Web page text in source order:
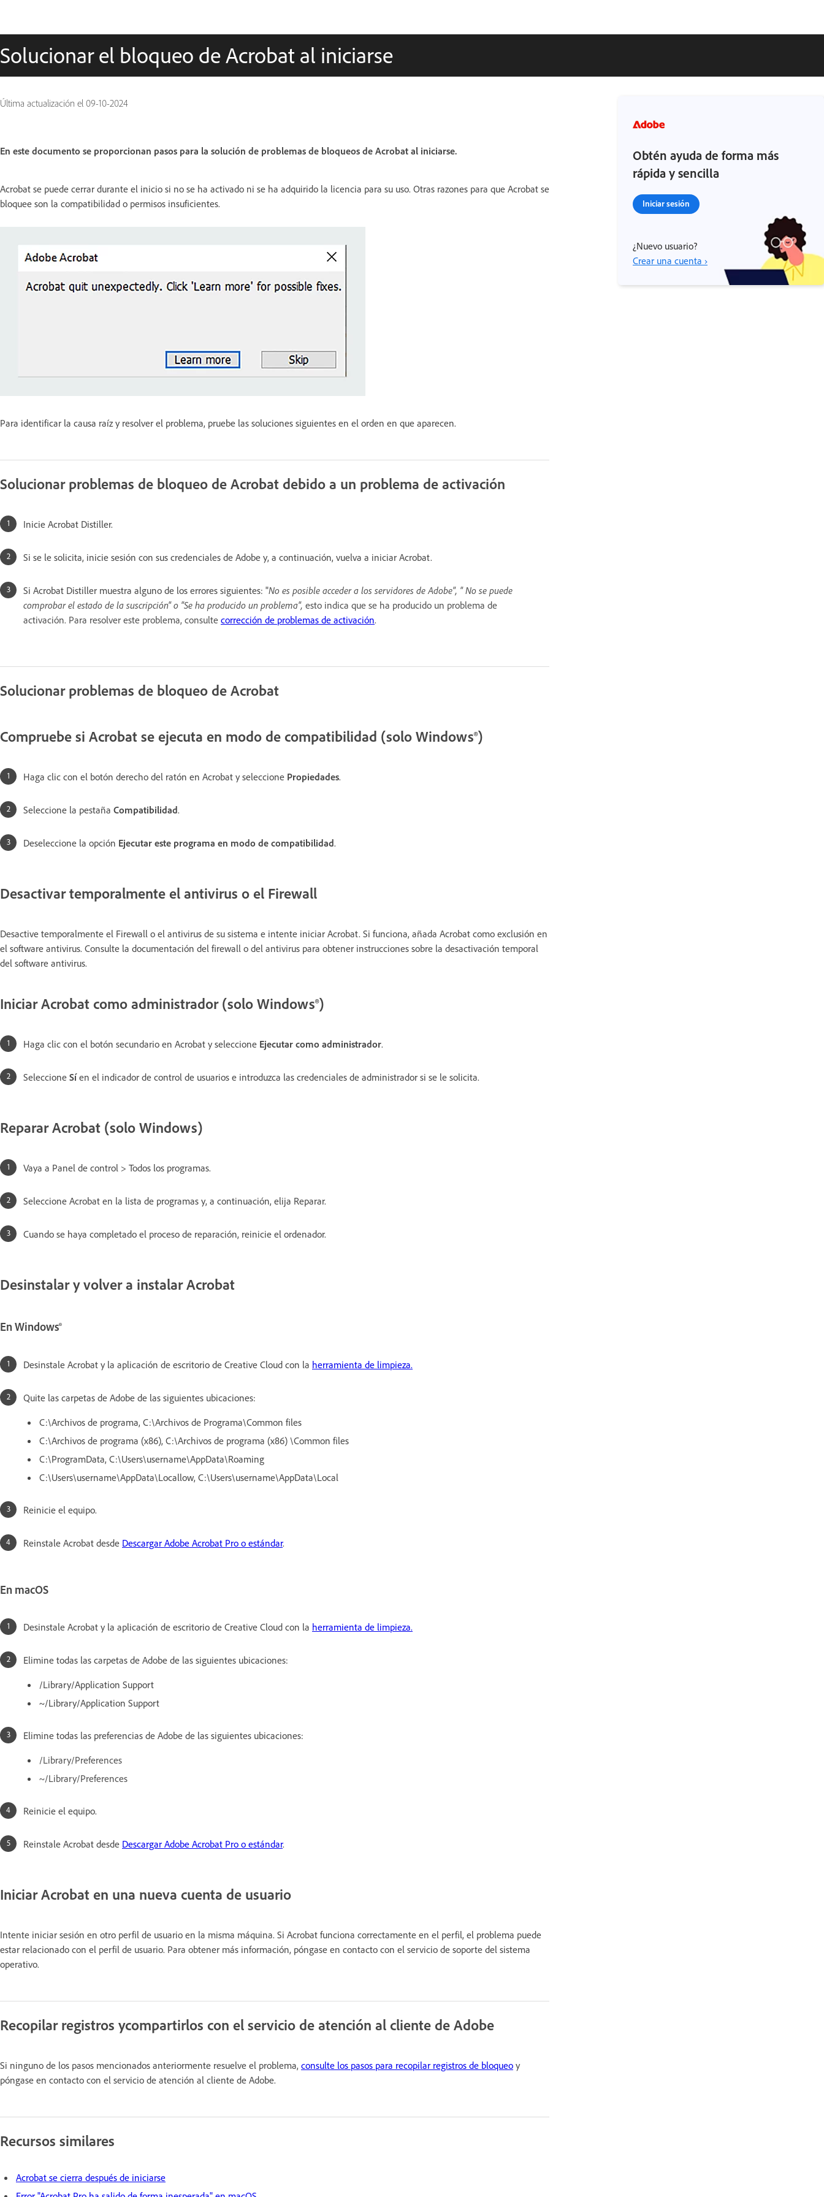
Solucionar el bloqueo de Acrobat al iniciarse
Última actualización el 09-10-2024
En este documento se proporcionan pasos para la solución de problemas de bloqueos de Acrobat al iniciarse.
Acrobat se puede cerrar durante el inicio si no se ha activado ni se ha adquirido la licencia para su uso. Otras razones para que Acrobat se
bloquee son la compatibilidad o permisos insuficientes.
Para identificar la causa raíz y resolver el problema, pruebe las soluciones siguientes en el orden en que aparecen.
Solucionar problemas de bloqueo de Acrobat debido a un problema de activación
Inicie Acrobat Distiller.
Si se le solicita, inicie sesión con sus credenciales de Adobe y, a continuación, vuelva a iniciar Acrobat.
Si Acrobat Distiller muestra alguno de los errores siguientes: "No es posible acceder a los servidores de Adobe", " No se puede
comprobar el estado de la suscripción" o "Se ha producido un problema", esto indica que se ha producido un problema de
activación. Para resolver este problema, consulte corrección de problemas de activación.
Solucionar problemas de bloqueo de Acrobat
Compruebe si Acrobat se ejecuta en modo de compatibilidad (solo Windows®)
Haga clic con el botón derecho del ratón en Acrobat y seleccione Propiedades.
Seleccione la pestaña Compatibilidad.
Deseleccione la opción Ejecutar este programa en modo de compatibilidad.
Desactivar temporalmente el antivirus o el Firewall
Desactive temporalmente el Firewall o el antivirus de su sistema e intente iniciar Acrobat. Si funciona, añada Acrobat como exclusión en
el software antivirus. Consulte la documentación del firewall o del antivirus para obtener instrucciones sobre la desactivación temporal
del software antivirus.
Iniciar Acrobat como administrador (solo Windows®)
Haga clic con el botón secundario en Acrobat y seleccione Ejecutar como administrador.
Seleccione Síen el indicador de control de usuarios e introduzca las credenciales de administrador si se le solicita.
Reparar Acrobat (solo Windows)
Vaya a Panel de control > Todos los programas.
Seleccione Acrobat en la lista de programas y, a continuación, elija Reparar.
Cuando se haya completado el proceso de reparación, reinicie el ordenador.
Desinstalar y volver a instalar Acrobat
En Windows®
Desinstale Acrobat y la aplicación de escritorio de Creative Cloud con la herramienta de limpieza.
Quite las carpetas de Adobe de las siguientes ubicaciones:
C:\Archivos de programa, C:\Archivos de Programa\Common files
C:\Archivos de programa (x86), C:\Archivos de programa (x86) \Common files
C:\ProgramData, C:\Users\username\AppData\Roaming
C:\Users\username\AppData\Locallow, C:\Users\username\AppData\Local
Reinicie el equipo.
Reinstale Acrobat desde Descargar Adobe Acrobat Pro o estándar.
En macOS
Desinstale Acrobat y la aplicación de escritorio de Creative Cloud con la herramienta de limpieza.
Elimine todas las carpetas de Adobe de las siguientes ubicaciones:
/Library/Application Support
~/Library/Application Support
Elimine todas las preferencias de Adobe de las siguientes ubicaciones:
/Library/Preferences
~/Library/Preferences
Reinicie el equipo.
Reinstale Acrobat desde Descargar Adobe Acrobat Pro o estándar.
Iniciar Acrobat en una nueva cuenta de usuario
Intente iniciar sesión en otro perfil de usuario en la misma máquina. Si Acrobat funciona correctamente en el perfil, el problema puede
estar relacionado con el perfil de usuario. Para obtener más información, póngase en contacto con el servicio de soporte del sistema
operativo.
Recopilar registros ycompartirlos con el servicio de atención al cliente de Adobe
Si ninguno de los pasos mencionados anteriormente resuelve el problema, consulte los pasos para recopilar registros de bloqueo y
póngase en contacto con el servicio de atención al cliente de Adobe.
Recursos similares
Acrobat se cierra después de iniciarse
Obtén ayuda de forma más
rápida y sencilla
Iniciar sesión
¿Nuevo usuario?
Crear una cuenta ›